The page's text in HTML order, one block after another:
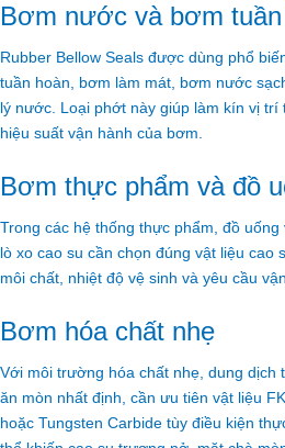
Bơm nước và bơm tuần
Rubber Bellow Seals được dùng phổ
tuần hoàn, bơm làm mát, bơm nước
lý nước. Loại phớt này giúp làm kín vị trí
hiệu suất vận hành của bơm.
Bơm thực phẩm và đồ
Trong các hệ thống thực phẩm, đồ
lò xo cao su cần chọn đúng vật liệu cao
môi chất, nhiệt độ vệ sinh và yêu cầu
Bơm hóa chất nhẹ
Với môi trường hóa chất nhẹ, dung dịch
ăn mòn nhất định, cần ưu tiên vật liệu
hoặc Tungsten Carbide tùy điều kiện